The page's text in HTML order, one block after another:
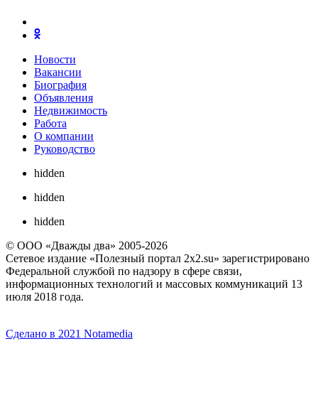
Новости
Вакансии
Биография
Объявления
Недвижимость
Работа
О компании
Руководство
hidden
hidden
hidden
© ООО «Дважды два» 2005-2026
Сетевое издание «Полезный портал 2x2.su» зарегистрировано
Федеральной службой по надзору в сфере связи,
информационных технологий и массовых коммуникаций 13
июля 2018 года.
Сделано в 2021 Notamedia